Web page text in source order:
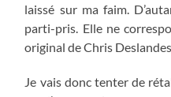
laissé sur ma faim.
parti-pris. Elle ne
original de Chris Deslandes.
Je vais donc tenter de